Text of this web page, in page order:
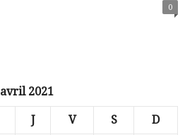
0
avril 2021
J V S D